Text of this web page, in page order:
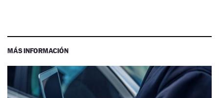
MÁS INFORMACIÓN